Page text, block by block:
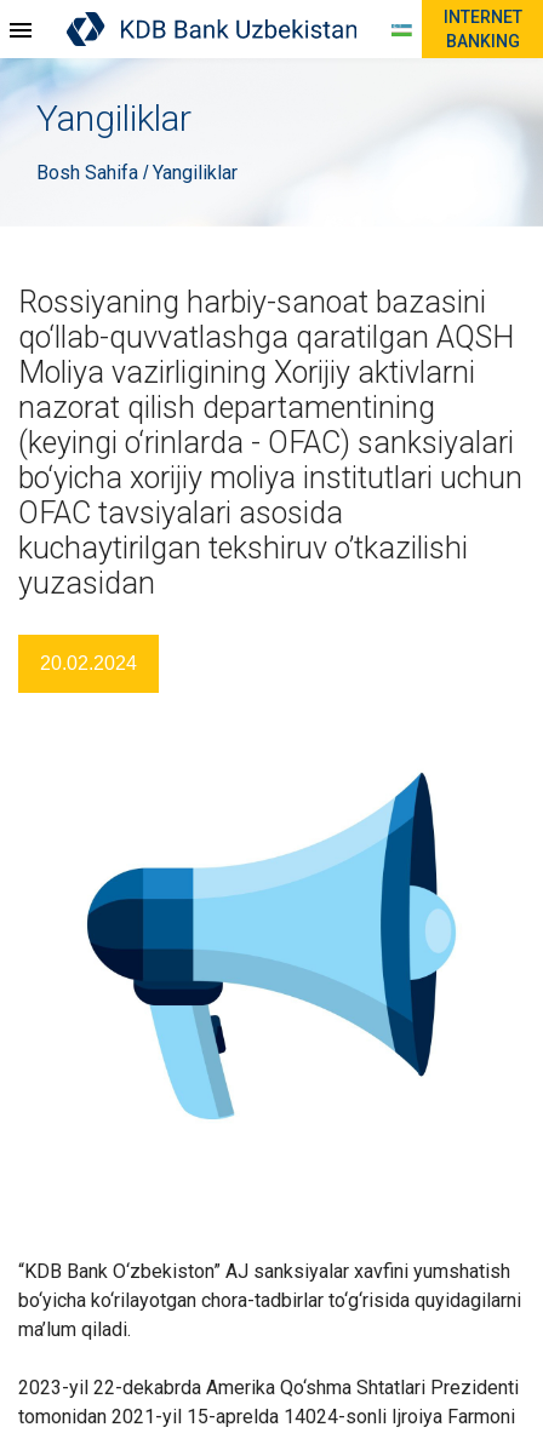
INTERNET
BANKING
Yangiliklar
Bosh Sahifa /Yangiliklar
Rossiyaning harbiy-sanoat bazasini
qo‘llab-quvvatlashga qaratilgan AQSH
Moliya vazirligining Xorijiy aktivlarni
nazorat qilish departamentining
(keyingi o‘rinlarda - OFAC) sanksiyalari
bo‘yicha xorijiy moliya institutlari uchun
OFAC tavsiyalari asosida
kuchaytirilgan tekshiruv o’tkazilishi
yuzasidan
20.02.2024
“KDB Bank O‘zbekiston” AJ sanksiyalar xavfini yumshatish
bo‘yicha ko‘rilayotgan chora-tadbirlar to‘g‘risida quyidagilarni
ma’lum qiladi.
2023-yil 22-dekabrda Amerika Qo‘shma Shtatlari Prezidenti
tomonidan 2021-yil 15-aprelda 14024-sonli Ijroiya Farmoni